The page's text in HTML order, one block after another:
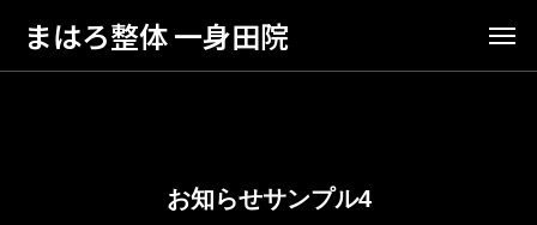
まはろ整体 一身田院
お知らせサンプル4